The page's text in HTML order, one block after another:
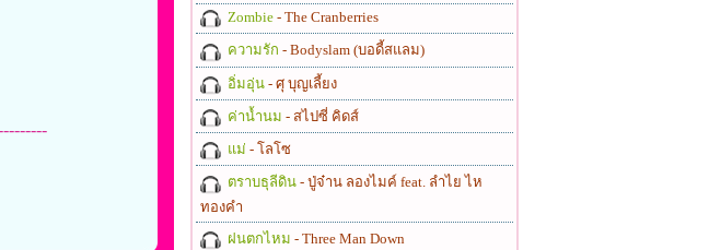
Zombie - The Cranberries
ความรัก - Bodyslam (บอดี้สแลม)
อิ่มอุ่น - ศุ บุญเลี้ยง
ค่าน้ำนม - สไปซี่ คิดส์
แม่ - โลโซ
ตราบธุลีดิน - ปู่จ๋าน ลองไมค์ feat. ลำไย ไห
ทองคำ
ฝนตกไหม - Three Man Down